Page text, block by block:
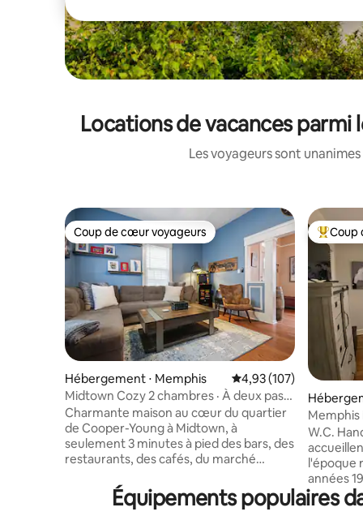
Locations de vacances
Les voyageurs sont
Coup de cœur voyageurs
Coup de cœur voyageurs
Hébergement ⋅ Memphis Évaluation moyenne
4,93 (107)
Midtown Cozy 2 chambres · À deux pas
des bars, des restaurants et des cafés
Charmante maison au cœur du quartier
de Cooper-Young à Midtown, à
seulement 3 minutes à pied des bars, des
restaurants, des cafés, du marché
Liberty Bowl ! À seulement 15 minutes en
voiture de l'aéroport et 11 minutes du
Coups
Coup
Memphis
W.C.
l'époque
années
près de
Équipements populaires